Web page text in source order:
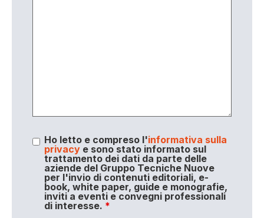
Ho letto e compreso l'informativa sulla
privacye sono stato informato sul
trattamento dei dati da parte delle
aziende del Gruppo Tecniche Nuove
per l'invio di contenuti editoriali, e-
book, white paper, guide e monografie,
inviti a eventi e convegni professionali
di interesse. *